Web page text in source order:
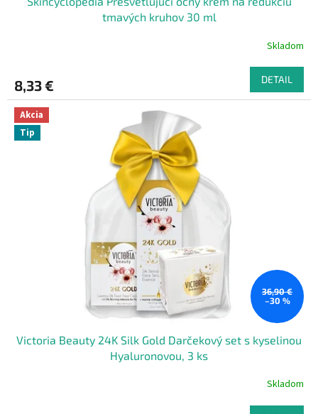
tmavých kruhov 30 ml
Skladom
8,33 € DETAIL
Akcia
Tip
36,90 €
–30 %
Victoria Beauty 24K Silk Gold Darčekový set s kyselinou
Hyaluronovou, 3 ks
Skladom